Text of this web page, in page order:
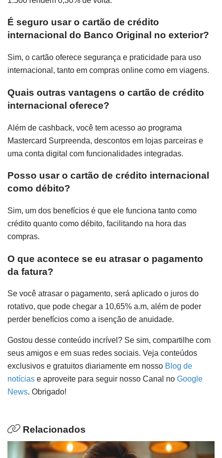
É seguro usar o cartão de crédito
internacional do Banco Original no exterior?
Sim, o cartão oferece segurança e praticidade para uso
internacional, tanto em compras online como em viagens.
Quais outras vantagens o cartão de crédito
internacional oferece?
Além de cashback, você tem acesso ao programa
Mastercard Surpreenda, descontos em lojas parceiras e
uma conta digital com funcionalidades integradas.
Posso usar o cartão de crédito internacional
como débito?
Sim, um dos benefícios é que ele funciona tanto como
crédito quanto como débito, facilitando na hora das
compras.
O que acontece se eu atrasar o pagamento
da fatura?
Se você atrasar o pagamento, será aplicado o juros do
rotativo, que pode chegar a 10,65% a.m, além de poder
perder benefícios como a isenção de anuidade.
Gostou desse conteúdo incrível? Se sim, compartilhe com
seus amigos e em suas redes sociais. Veja conteúdos
exclusivos e gratuitos diariamente em nosso Blog de
notícias e aproveite para seguir nosso Canal no Google
News. Obrigado!
Relacionados